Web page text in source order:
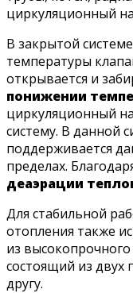
циркуляционный
В закрытой
температуры
открывается и
понижении
циркуляционный
систему. В данной
поддерживается
пределах.
деаэрации
Для стабильной
отопления также
из
состоящий из двух
другу.